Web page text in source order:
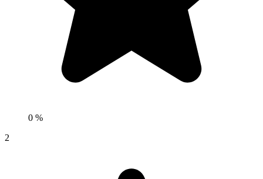
0 %
2